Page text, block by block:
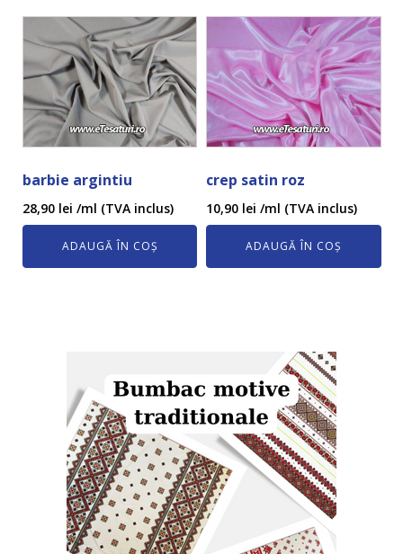
barbie argintiu
28,90 lei /ml (TVA inclus)
ADAUGĂ ÎN COȘ
crep satin roz
10,90 lei /ml (TVA inclus)
ADAUGĂ ÎN COȘ